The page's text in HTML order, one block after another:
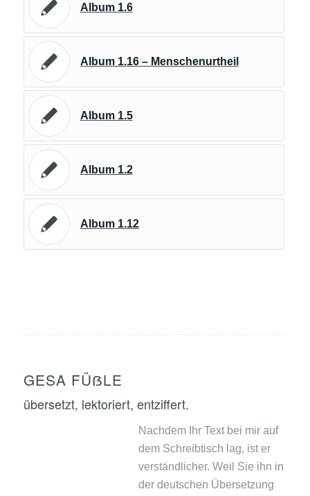
Album 1.6
Album 1.16 – Menschenurtheil
Album 1.5
Album 1.2
Album 1.12
GESA FÜẞLE
übersetzt, lektoriert, entziffert.
Nachdem Ihr Text bei mir auf
dem Schreibtisch lag, ist er
verständlicher. Weil Sie ihn in
der deutschen Übersetzung